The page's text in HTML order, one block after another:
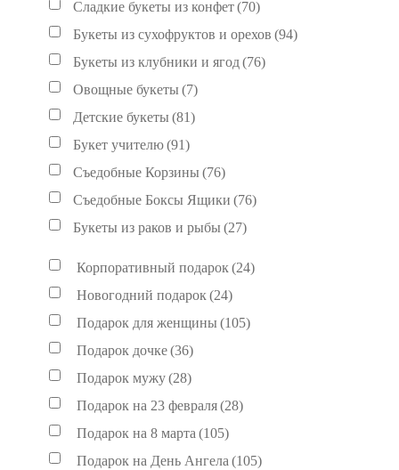
Сладкие букеты из конфет(70)
Букеты из сухофруктов и орехов (94)
Букеты из клубники и ягод(76)
Овощные букеты (7)
Детские букеты (81)
Букет учителю(91)
Съедобные Корзины (76)
Съедобные Боксы Ящики (76)
Букеты из раков и рыбы (27)
Корпоративный подарок (24)
Новогодний подарок (24)
Подарок для женщины (105)
Подарок дочке(36)
Подарок мужу(28)
Подарок на 23 февраля(28)
Подарок на 8 марта (105)
Подарок на День Ангела (105)